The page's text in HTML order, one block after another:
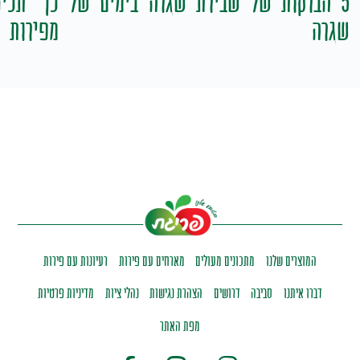
שגרה מפירות
המוצרים שלנו מתכונים מעולים מארחים עם פירות
רעיונות עם פירות
דברו איתנו
סביבה דרושים הצהרת נגישות נהלי ציות
מדיניות פרטיות
מפת האתר